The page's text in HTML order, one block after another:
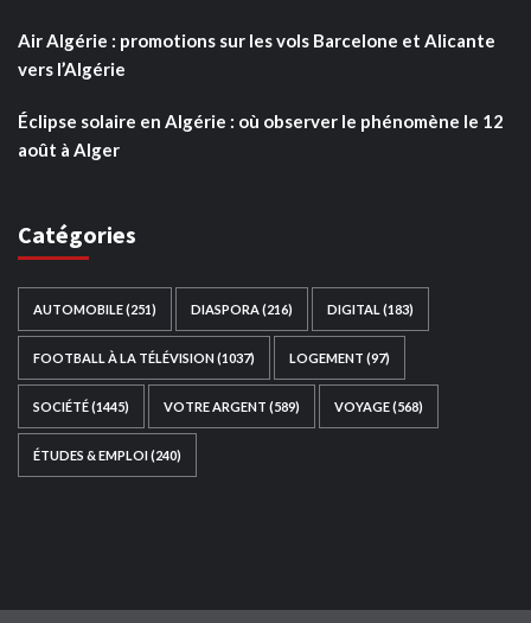
Air Algérie : promotions sur les vols Barcelone et Alicante
vers l’Algérie
Éclipse solaire en Algérie : où observer le phénomène le 12
août à Alger
Catégories
AUTOMOBILE(251) DIASPORA (216) DIGITAL (183)
FOOTBALL À LA TÉLÉVISION(1037) LOGEMENT (97)
SOCIÉTÉ(1445) VOTRE ARGENT (589) VOYAGE(568)
ÉTUDES & EMPLOI(240)